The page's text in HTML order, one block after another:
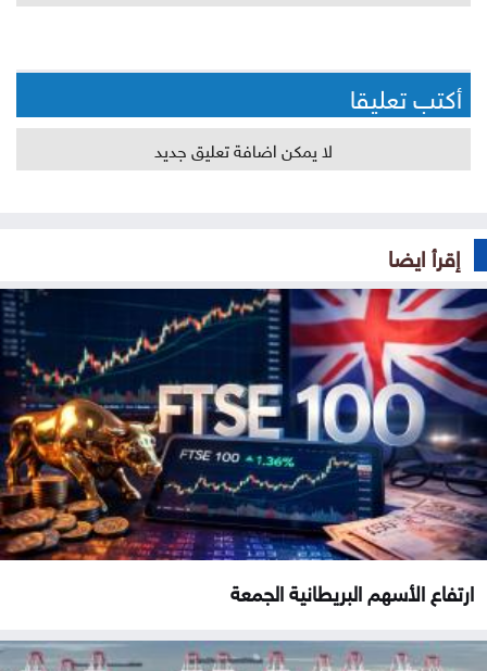
أكتب تعليقا
لا يمكن اضافة تعليق جديد
إقرأ ايضا
ارتفاع الأسهم البريطانية الجمعة